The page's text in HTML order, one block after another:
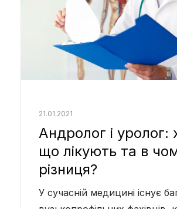
Андролог і уролог:
що лікують та в
різниця?
21.01.2021
У сучасній медицині існує